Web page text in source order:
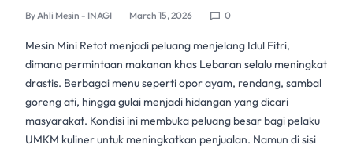
ByAhli Mesin - INAGI March 15, 2026 0
Mesin Mini Retot menjadi peluang menjelang Idul Fitri,
dimana permintaan makanan khas Lebaran selalu meningkat
drastis. Berbagai menu seperti opor ayam, rendang, sambal
goreng ati, hingga gulai menjadi hidangan yang dicari
masyarakat. Kondisi ini membuka peluang besar bagi pelaku
UMKM kulineruntuk meningkatkan penjualan. Namun di sisi